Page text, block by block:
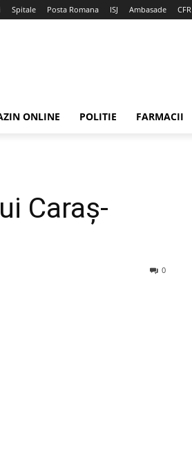
Spitale Posta Romana ISJ Ambasade CFR
ONLINE POLITIE FARMACII
Caraş-
0